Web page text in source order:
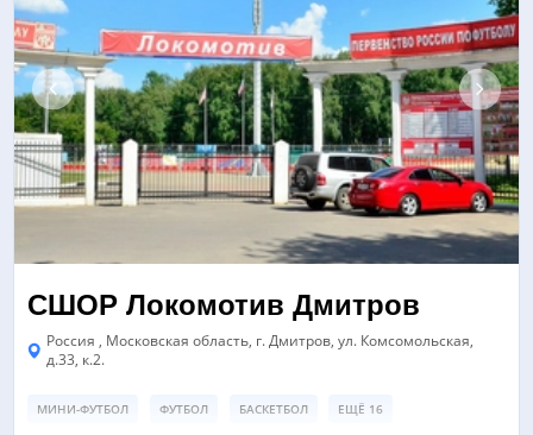
СШОР Локомотив Дмитров
Россия , Московская область, г. Дмитров, ул. Комсомольская,
д.33, к.2.
МИНИ-ФУТБОЛ ФУТБОЛ БАСКЕТБОЛ ЕЩЁ 16